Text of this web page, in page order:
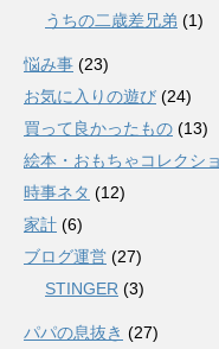
うちの二歳差兄弟 (1)
悩み事 (23)
お気に入りの遊び (24)
買って良かったもの (13)
絵本・おもちゃコレクシ
時事ネタ (12)
家計 (6)
ブログ運営 (27)
STINGER (3)
パパの息抜き (27)